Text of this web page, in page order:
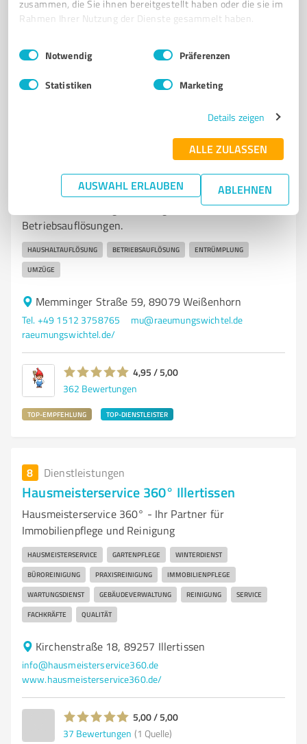
zusammen, die Sie ihnen bereitgestellt haben oder die sie im
Rahmen Ihrer Nutzung der Dienste gesammelt haben.
Impressum Datenschutzbestimmungen
Einwilligungsauswahl
Notwendig Präferenzen
Statistiken Marketing
Details zeigen
ALLE ZULASSEN
AUSWAHL ERLAUBEN ABLEHNEN
kontakt@eierbags.de eierbags.de/
5,00 / 5,00
Räumungswichtel
Betriebsauflösungen.
HAUSHALTAUFLÖSUNG BETRIEBSAUFLÖSUNG ENTRÜMPLUNG
UMZÜGE
Memminger Straße 59, 89079 Weißenhorn
Tel. +49 1512 3758765
mu@raeumungswichtel.de
raeumungswichtel.de/
4,95 / 5,00
362 Bewertungen
TOP-EMPFEHLUNG TOP-DIENSTLEISTER
8 Dienstleistungen
Hausmeisterservice 360° Illertissen
Hausmeisterservice 360° - Ihr Partner für
Immobilienpflege und Reinigung
HAUSMEISTERSERVICE GARTENPFLEGE WINTERDIENST
BÜROREINIGUNG PRAXISREINIGUNG IMMOBILIENPFLEGE
WARTUNGSDIENST GEBÄUDEVERWALTUNG REINIGUNG SERVICE
FACHKRÄFTE QUALITÄT
Kirchenstraße 18, 89257 Illertissen
info@hausmeisterservice360.de
www.hausmeisterservice360.de/
5,00 / 5,00
37 Bewertungen (1 Quelle)